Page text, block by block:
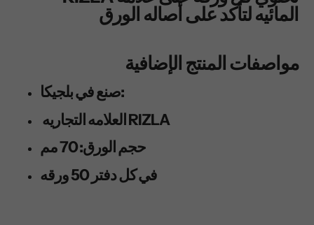
المائيه لتأكد على أصاله الورق
مواصفات المنتج الإضافية
صنع في بلجيكا:
العلامه التجاريه RIZLA
حجم الورق: 70 مم
في كل دفتر 50 ورقه